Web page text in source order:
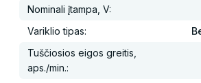
Nominali įtampa, V:
Variklio tipas:
Tuščiosios eigos greitis,
aps./min.: